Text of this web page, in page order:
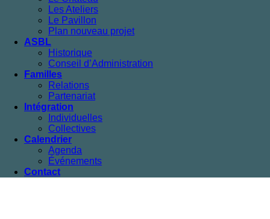
Les Ateliers
Le Pavillon
Plan nouveau projet
ASBL
Historique
Conseil d’Administration
Familles
Relations
Partenariat
Intégration
Individuelles
Collectives
Calendrier
Agenda
Événements
Contact